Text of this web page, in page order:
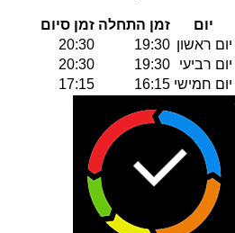
יום זמן התחלה זמן סיום
יום ראשון 19:30
20:30
יום רביעי
19:30
20:30
יום חמישי 16:15
17:15